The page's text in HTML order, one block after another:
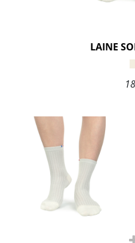
LAINE